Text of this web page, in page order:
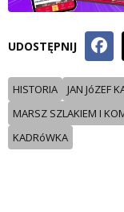
UDOSTĘPNIJ
HISTORIA JAN JóZEF
MARSZ SZLAKIEM I
KADRóWKA